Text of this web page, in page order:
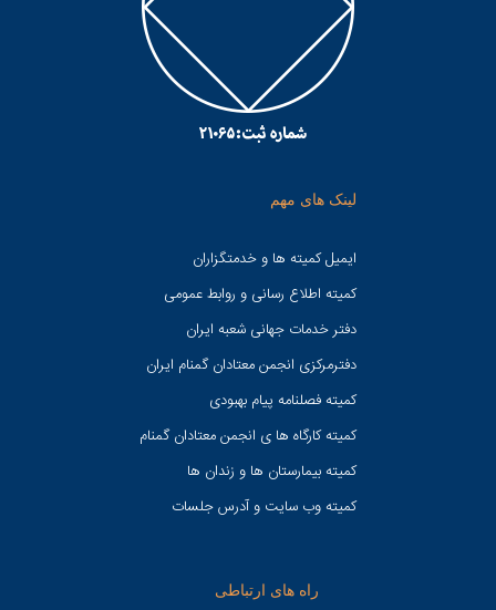
لینک های مهم
ایمیل کمیته ها و خدمتگزاران
کميته اطلاع رسانی و روابط عمومی
دفتر خدمات جهانی شعبه ايران
دفترمرکزی انجمن معتادان گمنام ایران
کمیته فصلنامه پیام بهبودی
کمیته کارگاه ها ی انجمن معتادان گمنام
کمیته بیمارستان ها و زندان ها
کمیته وب سایت و آدرس جلسات
راه های ارتباطی